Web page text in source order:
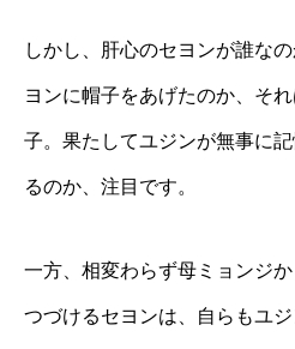
しかし、肝心のセヨンが誰な
ヨンに帽子をあげたのか、そ
子。果たしてユジンが無事に
るのか、注目です。
一方、相変わらず母ミョンジ
つづけるセヨンは、自らもユ